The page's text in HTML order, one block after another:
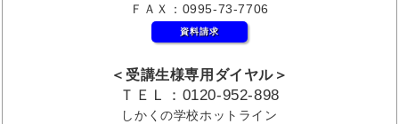
ＦＡＸ：0995-73-7706
資料請求
＜受講生様専用ダイヤル＞
ＴＥＬ：0120-952-898
しかくの学校ホットライン